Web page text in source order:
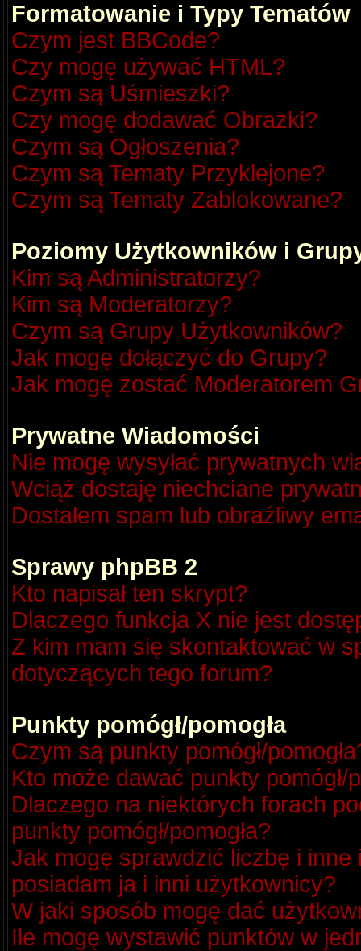
Formatowanie i Typy Tematów
Czym jest BBCode?
Czy mogę używać HTML?
Czym są Uśmieszki?
Czy mogę dodawać Obrazki?
Czym są Ogłoszenia?
Czym są Tematy Przyklejone?
Czym są Tematy Zablokowane?
Poziomy Użytkowników i
Kim są Administratorzy?
Kim są Moderatorzy?
Czym są Grupy Użytkowników?
Jak mogę dołączyć do Grupy?
Jak mogę zostać Moderatorem
Prywatne Wiadomości
Nie mogę wysyłać prywatnych
Wciąż dostaję niechciane
Dostałem spam lub obraźliwy
Sprawy phpBB 2
Kto napisał ten skrypt?
Dlaczego funkcja X nie jest
Z kim mam się skontaktować w
dotyczących tego forum?
Punkty pomógł/pomogła
Czym są punkty pomógł/
Kto może dawać punkty pomógł/
Dlaczego na niektórych forach
punkty pomógł/pomogła?
Jak mogę sprawdzić liczbę i
posiadam ja i inni użytkownicy?
W jaki sposób mogę dać
Ile mogę wystawić punktów w